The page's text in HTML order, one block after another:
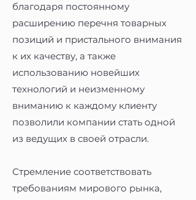
благодаря постоянному
расширению перечня товарных
позиций и пристального внимания
к их качеству, а также
использованию новейших
технологий и неизменному
вниманию к каждому клиенту
позволили компании стать одной
из ведущих в своей отрасли.
Стремление соответствовать
требованиям мирового рынка,